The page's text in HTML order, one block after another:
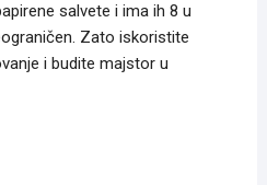
salvete i ima ih 8 u
Zato iskoristite
i budite majstor u